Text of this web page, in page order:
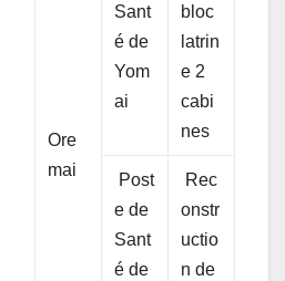
Ore
mai
Sant
é de
Yom
ai
bloc
latrin
e 2
cabi
nes
Post
e de
Sant
é de
Rec
onstr
uctio
n de